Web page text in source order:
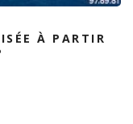
À PARTIR